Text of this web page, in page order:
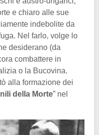
e chiaro alle sue
indebolite da
Nel farlo, volge lo
desiderano (da
combattere in
o la Bucovina.
alla formazione dei
della Morte” nel